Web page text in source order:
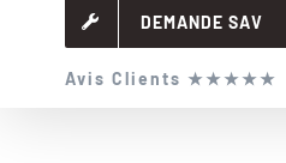
DEMANDE SAV
Avis Clients ★★★★★